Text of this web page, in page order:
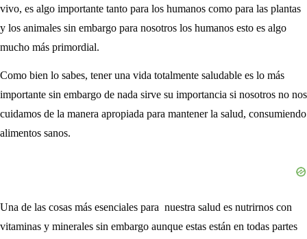
vivo, es algo importante tanto para los humanos como para las plantas
y los animales sin embargo para nosotros los humanos esto es algo
mucho más primordial.
Como bien lo sabes, tener una vida totalmente saludable es lo más
importante sin embargo de nada sirve su importancia si nosotros no nos
cuidamos de la manera apropiada para mantener la salud, consumiendo
alimentos sanos.
Una de las cosas más esenciales para nuestra salud es nutrirnos con
vitaminas y minerales sin embargo aunque estas están en todas partes